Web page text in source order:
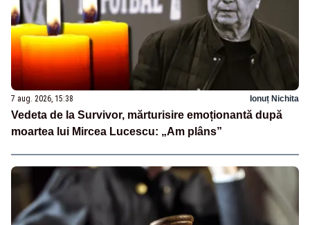
7 aug. 2026, 15:38 Ionuț Nichita
Vedeta de la Survivor, mărturisire emoționantă după
moartea lui Mircea Lucescu: „Am plâns”